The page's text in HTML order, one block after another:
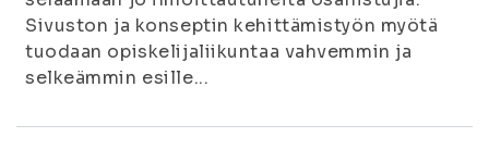
Sivuston ja konseptin kehittämistyön myötä
tuodaan opiskelijaliikuntaa vahvemmin ja
selkeämmin esille...